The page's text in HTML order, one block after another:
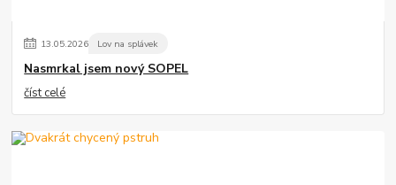
13.05.2026 Lov na splávek
Nasmrkal jsem nový SOPEL
číst celé